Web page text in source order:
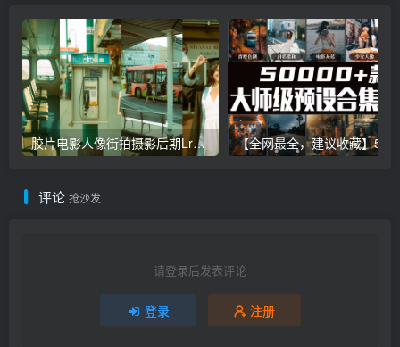
胶片电影人像街拍摄影后期Lr调色教程，手机滤镜PS+Lightroom预设下载！
评论 抢沙发
请登录后发表评论
登录 注册